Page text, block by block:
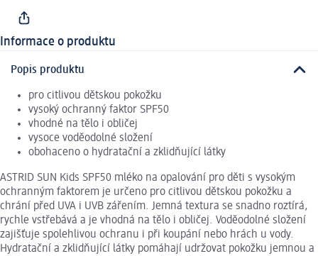
Informace o produktu
Popis produktu
pro citlivou dětskou pokožku
vysoký ochranný faktor SPF50
vhodné na tělo i obličej
vysoce voděodolné složení
obohaceno o hydratační a zklidňující látky
ASTRID SUN Kids SPF50 mléko na opalování pro děti s vysokým
ochranným faktorem je určeno pro citlivou dětskou pokožku a
chrání před UVA i UVB zářením. Jemná textura se snadno roztírá,
rychle vstřebává a je vhodná na tělo i obličej. Voděodolné složení
zajišťuje spolehlivou ochranu i při koupání nebo hrách u vody.
Hydratační a zklidňující látky pomáhají udržovat pokožku jemnou a